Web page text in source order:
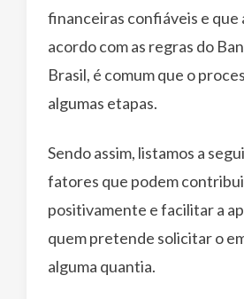
financeiras confiáveis e que
acordo com as regras do
Brasil, é comum que o
algumas etapas.
Sendo assim, listamos a
fatores que podem
positivamente e facilitar a
quem pretende solicitar o
alguma quantia.